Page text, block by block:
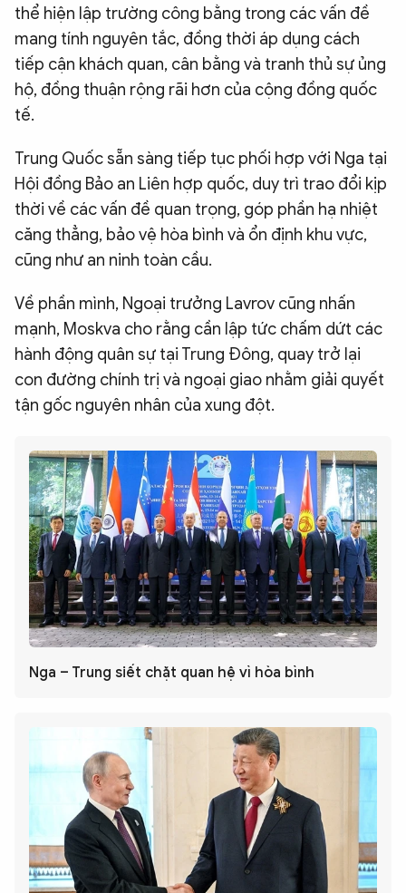
thể hiện lập trường công bằng trong các vấn đề
mang tính nguyên tắc, đồng thời áp dụng cách
tiếp cận khách quan, cân bằng và tranh thủ sự ủng
hộ, đồng thuận rộng rãi hơn của cộng đồng quốc
tế.
Trung Quốc sẵn sàng tiếp tục phối hợp với Nga tại
Hội đồng Bảo an Liên hợp quốc, duy trì trao đổi kịp
thời về các vấn đề quan trọng, góp phần hạ nhiệt
căng thẳng, bảo vệ hòa bình và ổn định khu vực,
cũng như an ninh toàn cầu.
Về phần mình, Ngoại trưởng Lavrov cũng nhấn
mạnh, Moskva cho rằng cần lập tức chấm dứt các
hành động quân sự tại Trung Đông, quay trở lại
con đường chính trị và ngoại giao nhằm giải quyết
tận gốc nguyên nhân của xung đột.
Nga – Trung siết chặt quan hệ vì hòa bình